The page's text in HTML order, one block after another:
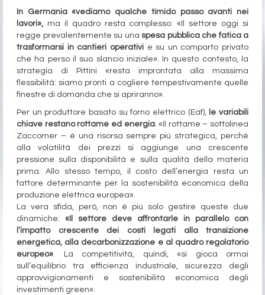
In Germania «vediamo qualche timido passo avanti nei
lavori», ma il quadro resta complesso: «Il settore oggi si
regge prevalentemente su una spesa pubblica che fatica a
trasformarsi in cantieri operativie su un comparto privato
che ha perso il suo slancio iniziale». In questo contesto, la
strategia di Pittini «resta improntata alla massima
flessibilità: siamo pronti a cogliere tempestivamente quelle
finestre di domanda che si apriranno».
Per un produttore basato su forno elettrico (Eaf), le variabili
chiave restano rottame ed energia. «Il rottame – sottolinea
Zaccomer – è una risorsa sempre più strategica, perché
alla volatilità dei prezzi si aggiunge una crescente
pressione sulla disponibilità e sulla qualità della materia
prima. Allo stesso tempo, il costo dell’energia resta un
fattore determinante per la sostenibilità economica della
produzione elettrica europea».
La vera sfida, però, non è più solo gestire queste due
dinamiche: «Il settore deve affrontarle in parallelo con
l’impatto crescente dei costi legati alla transizione
energetica, alla decarbonizzazione e al quadro regolatorio
europeo». La competitività, quindi, «si gioca ormai
sull’equilibrio tra efficienza industriale, sicurezza degli
approvvigionamenti e sostenibilità economica degli
investimenti green».